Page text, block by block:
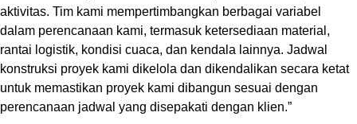
aktivitas. Tim kami mempertimbangkan berbagai variabel
dalam perencanaan kami, termasuk ketersediaan material,
rantai logistik, kondisi cuaca, dan kendala lainnya. Jadwal
konstruksi proyek kami dikelola dan dikendalikan secara ketat
untuk memastikan proyek kami dibangun sesuai dengan
perencanaan jadwal yang disepakati dengan klien.”